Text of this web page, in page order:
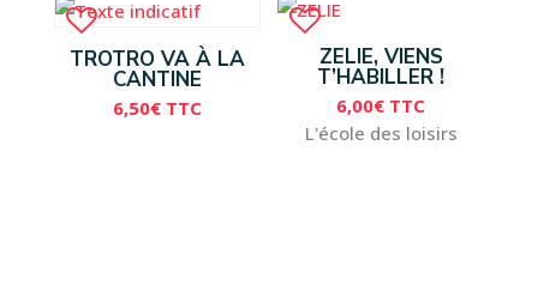
TROTRO VA À LA
CANTINE
6,50€ TTC
ZELIE, VIENS
T’HABILLER !
6,00€ TTC
L'école des loisirs